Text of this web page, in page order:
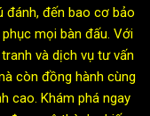
đánh, đến bao cơ bảo
mọi bàn đấu. Với
và dịch vụ tư vấn
còn đồng hành cùng
cao. Khám phá ngay